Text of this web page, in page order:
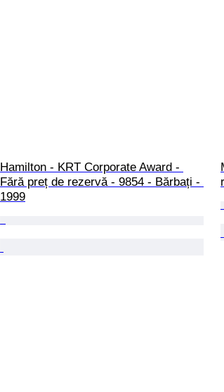
Hamilton - KRT Corporate Award -
Fără preț de rezervă - 9854 - Bărbați -
1999